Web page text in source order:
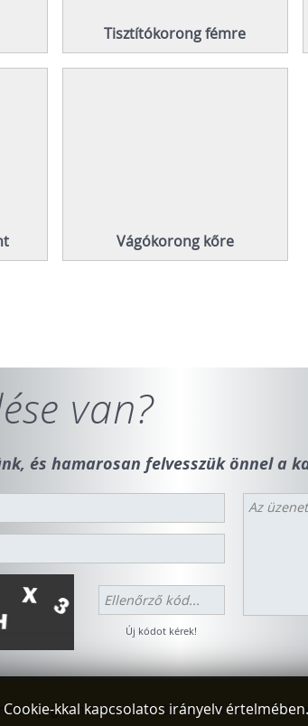
Tisztítókorong fémre
Vágókorong kőre
kkal kapcsolatos irányelv értelmében.
van?
és hamarosan felvesszük önnel a
Új kódot kérek!
A weboldalt a
jog fenntartva! © 2016.